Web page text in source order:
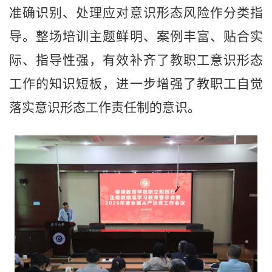
准确识别、处理应对意识形态风险作分类指
导。整场培训主题鲜明、案例丰富、贴合实
际、指导性强，有效补齐了教职工意识形态
工作的知识短板，进一步增强了教职工自觉
落实意识形态工作责任制的意识。